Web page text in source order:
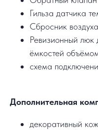
Гильза датчика
Сбросник воздуха
Ревизионный
ёмкостей
схема
Дополнительная
декоративный